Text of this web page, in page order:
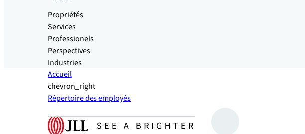
Propriétés
Services
Professionels
Perspectives
Industries
Accueil
chevron_right
Répertoire des employés